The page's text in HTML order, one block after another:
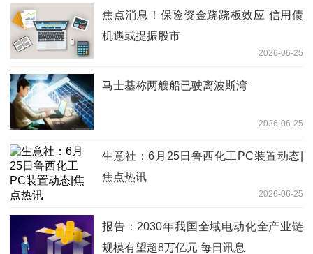
焦点消息！保险资金跷跷板效应 信用债
机遇或提振股市
2026-06-25
马士基称两艘船已驶离波斯湾
2026-06-25
生意社：6月25日鲁西化工PC装置动态|
焦点热讯
2026-06-25
报告：2030年我国全域电动化全产业链
规模有望超8万亿元 每日讯息